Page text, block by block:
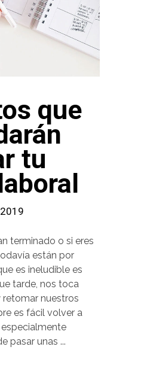
que
tu
terminado o si eres
están por
es ineludible es
tarde, nos toca
nuestros
es fácil volver a
pasar unas